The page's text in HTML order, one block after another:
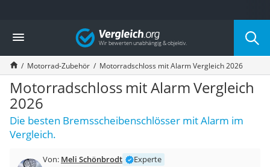
Die beliebtesten Vergleiche nach Kategorie
Auto & Motor
Fahrradträger-Anhängerkupplung (4 Fahrräder)
Fahrradträger
Fahrradträger (Anhängerkupplung)
Fahrradträger 3 Fahrräder
Benzinkanister (20 l)
Dashcam
Fahrradträger E-Bike
Marderschreck
Vergleich
Motorrad-Zubehör Motorradschloss mit Alarm Vergleich 2026
Motorradschloss mit Alarm Vergleich
2026
Die besten Bremsscheibenschlösser mit Alarm im
Vergleich.
Von: Meli Schönbrodt
Experte